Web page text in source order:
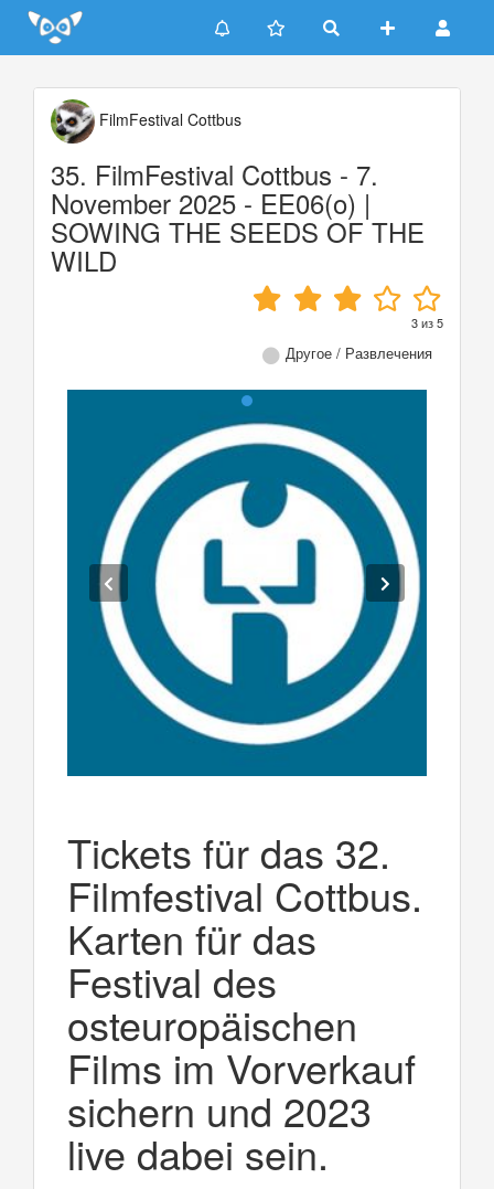
Update cookies preferences
FilmFestival Cottbus
35. FilmFestival Cottbus - 7.
November 2025 - EE06(o) |
SOWING THE SEEDS OF THE
WILD
3из5
Другое / Развлечения
Tickets für das 32.
Filmfestival Cottbus.
Karten für das
Festival des
osteuropäischen
Films im Vorverkauf
sichern und 2023
live dabei sein.